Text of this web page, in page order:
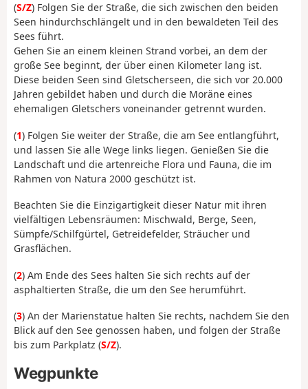
(S/Z) Folgen Sie der Straße, die sich zwischen den beiden
Seen hindurchschlängelt und in den bewaldeten Teil des
Sees führt.
Gehen Sie an einem kleinen Strand vorbei, an dem der
große See beginnt, der über einen Kilometer lang ist.
Diese beiden Seen sind Gletscherseen, die sich vor 20.000
Jahren gebildet haben und durch die Moräne eines
ehemaligen Gletschers voneinander getrennt wurden.
(1) Folgen Sie weiter der Straße, die am See entlangführt,
und lassen Sie alle Wege links liegen. Genießen Sie die
Landschaft und die artenreiche Flora und Fauna, die im
Rahmen von Natura 2000 geschützt ist.
Beachten Sie die Einzigartigkeit dieser Natur mit ihren
vielfältigen Lebensräumen: Mischwald, Berge, Seen,
Sümpfe/Schilfgürtel, Getreidefelder, Sträucher und
Grasflächen.
(2) Am Ende des Sees halten Sie sich rechts auf der
asphaltierten Straße, die um den See herumführt.
(3) An der Marienstatue halten Sie rechts, nachdem Sie den
Blick auf den See genossen haben, und folgen der Straße
bis zum Parkplatz (S/Z).
Wegpunkte